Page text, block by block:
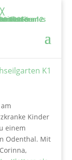
╳
– 27.09.2026
Kindern
K1
Kinder
einem
Odenthal. Mit